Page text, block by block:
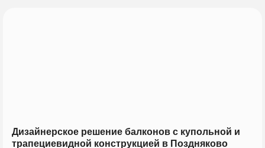
Дизайнерское решение балконов с купольной и
трапециевидной конструкцией в Поздняково